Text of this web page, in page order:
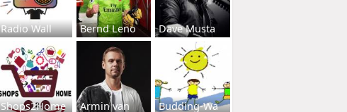
Radio Wall Bernd Leno Dave Musta
Shops2Home Armin van Budding-Wa